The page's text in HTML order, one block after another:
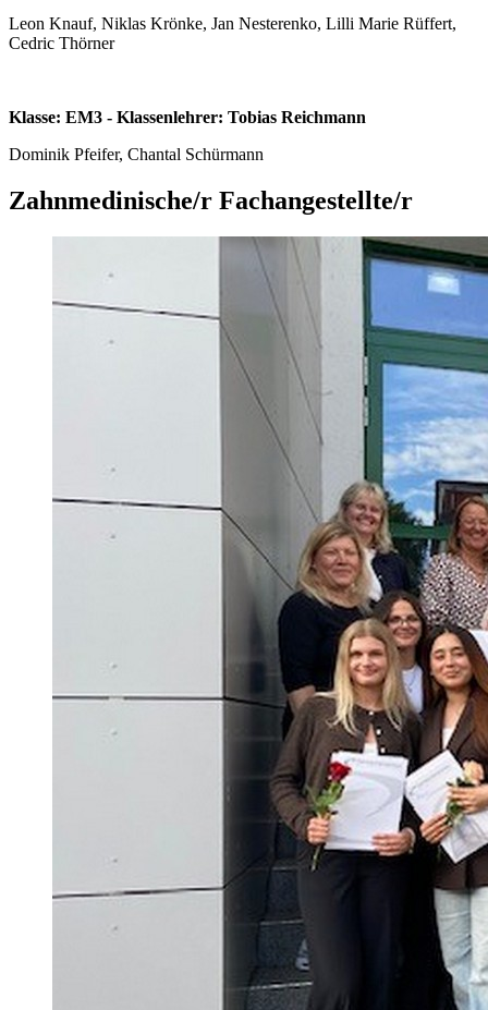
Leon Knauf, Niklas Krönke, Jan Nesterenko, Lilli Marie Rüffert,
Cedric Thörner
Klasse: EM3 - Klassenlehrer: Tobias Reichmann
Dominik Pfeifer, Chantal Schürmann
Zahnmedinische/r Fachangestellte/r